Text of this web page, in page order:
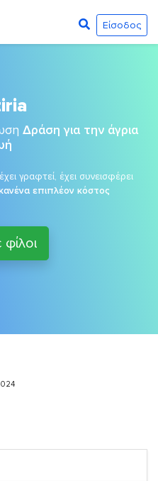
Είσοδος
Δράση για την άγρια
γραφτεί, έχει συνεισφέρει
επιπλέον κόστος
φίλοι